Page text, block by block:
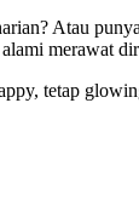
Atau
merawat
tetap